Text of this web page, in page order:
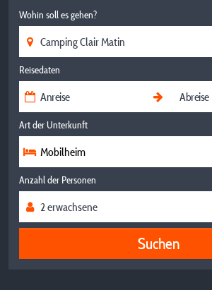
Wohin soll es gehen?
Reisedaten
Art der Unterkunft
Mobilheim
Anzahl der Personen
Suchen